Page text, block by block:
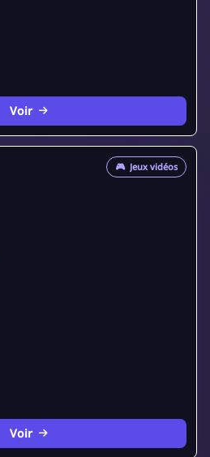
Voir
🎮 Jeux vidéos
Voir